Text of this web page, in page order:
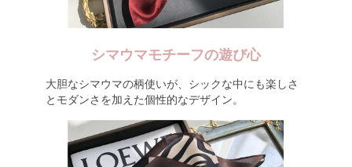
シマウマモチーフの遊び心
大胆なシマウマの柄使いが、シックな中にも楽しさ
とモダンさを加えた個性的なデザイン。